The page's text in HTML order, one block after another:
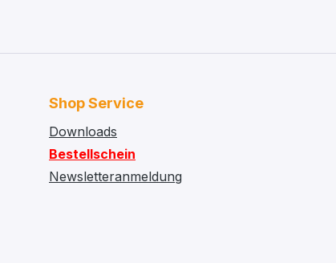
Shop Service
Downloads
Bestellschein
Newsletteranmeldung